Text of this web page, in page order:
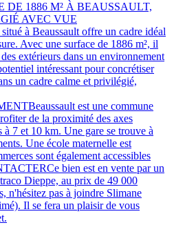
DE 1886 M² À BEAUSSAULT,
AVEC VUE
à Beaussault offre un cadre idéal
Avec une surface de 1886 m², il
extérieurs dans un environnement
intéressant pour concrétiser
un cadre calme et privilégié,
est une commune
de la proximité des axes
7 et 10 km. Une gare se trouve à
Une école maternelle est
sont également accessibles
bien est en vente par un
Dieppe, au prix de 49 000
n'hésitez pas à joindre Slimane
Il se fera un plaisir de vous